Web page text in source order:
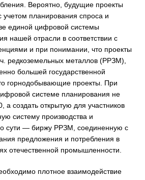
Вероятно, будущие проекты
учетом планирования спроса и
единой цифровой системы
нашей отрасли в соответствии с
и при понимании, что проекты
ч. редкоземельных металлов (РРЗМ),
большей государственной
горнодобывающие проекты. При
системе планирования не
а создать открытую для участников
систему производства и
сути — биржу РРЗМ, соединенную с
предложения и потребления в
отечественной промышленности.
плотное взаимодействие